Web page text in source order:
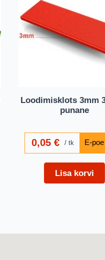
Loodimisklots 3mm
punane
0,05€ tk
Lisa korvi